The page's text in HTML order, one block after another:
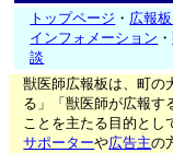
トップページ ・ 広報
インフォメーション ・
談
獣医師広報板は、町の
る」「獣医師が広報す
ことを主たる目的とし
サポーターや広告主の